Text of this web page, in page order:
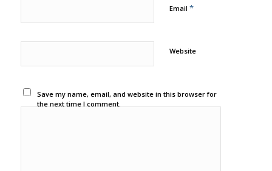
Email *
Website
Save my name, email, and website in this browser for
the next time I comment.